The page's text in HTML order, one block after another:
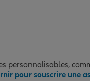
personnalisables,
pour souscrire une